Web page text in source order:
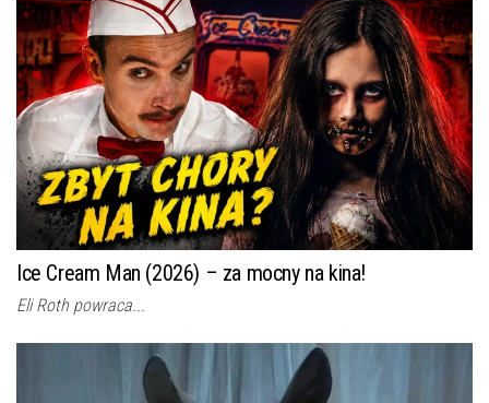
Ice Cream Man (2026) – za mocny na kina!
Eli Roth powraca...